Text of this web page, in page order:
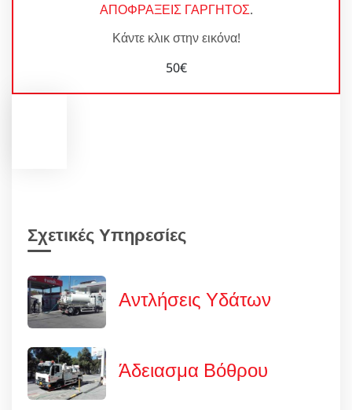
ΑΠΟΦΡΑΞΕΙΣ ΓΑΡΓΗΤΟΣ.
Κάντε κλικ στην εικόνα!
50€
Σχετικές Υπηρεσίες
Αντλήσεις Υδάτων
Άδειασμα Βόθρου